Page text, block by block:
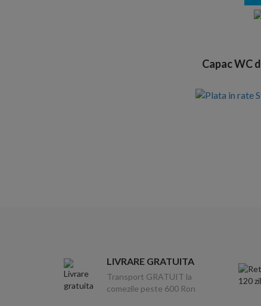
Capac WC
LIVRARE GRATUITA
Transport GRATUIT la
comezile peste 600 Ron